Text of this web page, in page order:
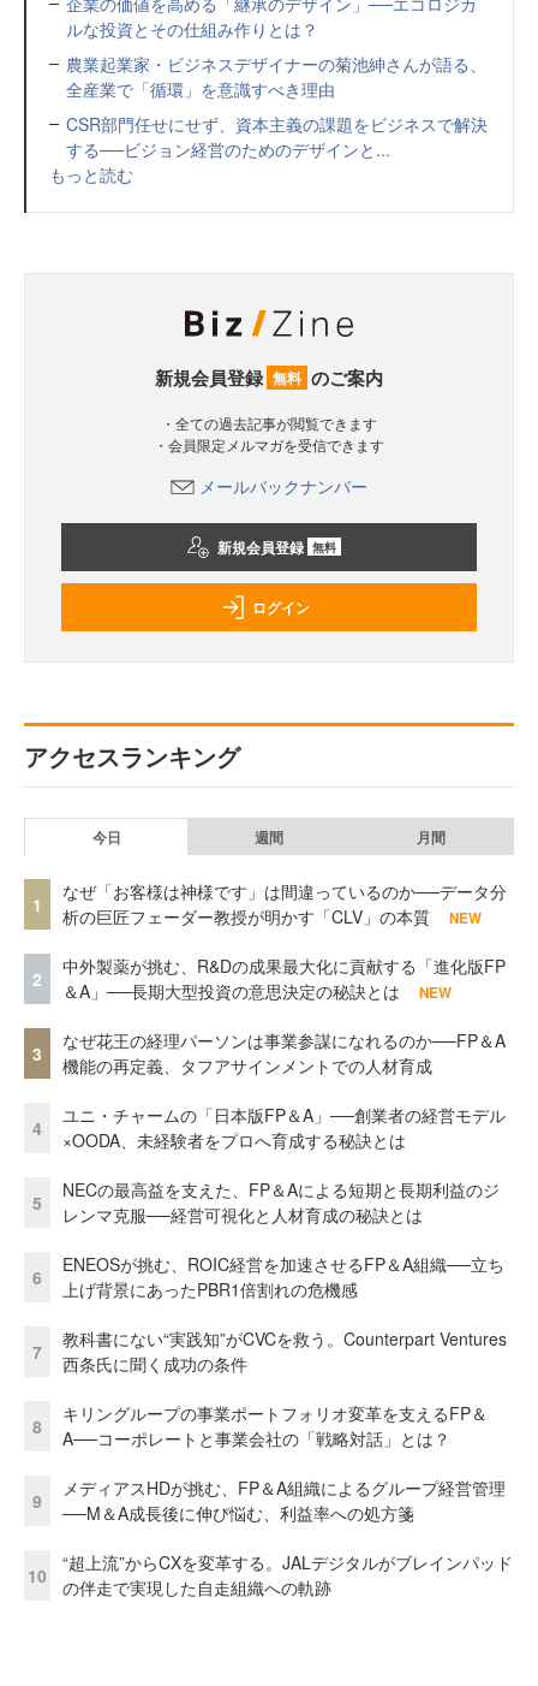
ルな投資とその仕組み作りとは？
農業起業家・ビジネスデザイナーの菊池紳さんが語る、
全産業で「循環」を意識すべき理由
CSR部門任せにせず、資本主義の課題をビジネスで解決
する──ビジョン経営のためのデザインと...
もっと読む
新規会員登録 無料 のご案内
・全ての過去記事が閲覧できます
・会員限定メルマガを受信できます
メールバックナンバー
新規会員登録 無料
ログイン
アクセスランキング
今日 週間 月間
1
なぜ「お客様は神様です」は間違っているのか──データ分
析の巨匠フェーダー教授が明かす「CLV」の本質
NEW
2
中外製薬が挑む、R&Dの成果最大化に貢献する「進化版FP
＆A」──長期大型投資の意思決定の秘訣とは
NEW
3
なぜ花王の経理パーソンは事業参謀になれるのか──FP＆A
機能の再定義、タフアサインメントでの人材育成
4
ユニ・チャームの「日本版FP＆A」──創業者の経営モデル
×OODA、未経験者をプロへ育成する秘訣とは
5
NECの最高益を支えた、FP＆Aによる短期と長期利益のジ
レンマ克服──経営可視化と人材育成の秘訣とは
6
ENEOSが挑む、ROIC経営を加速させるFP＆A組織──立ち
上げ背景にあったPBR1倍割れの危機感
7
教科書にない“実践知”がCVCを救う。Counterpart Ventures
西条氏に聞く成功の条件
8
キリングループの事業ポートフォリオ変革を支えるFP＆
A──コーポレートと事業会社の「戦略対話」とは？
9
メディアスHDが挑む、FP＆A組織によるグループ経営管理
──M＆A成長後に伸び悩む、利益率への処方箋
10
“超上流”からCXを変革する。JALデジタルがブレインパッド
の伴走で実現した自走組織への軌跡